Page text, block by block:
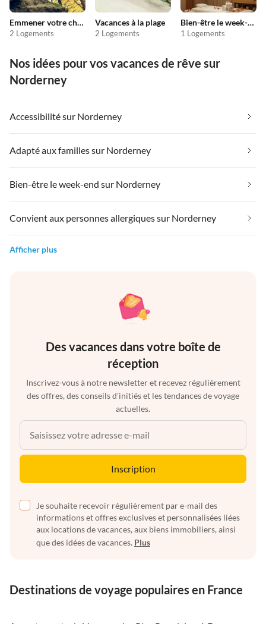
Emmener votre chien en vacances
2 Logements
Vacances à la plage
2 Logements
Bien-être le week-end
1 Logements
Nos idées pour vos vacances de rêve sur
Norderney
Accessibilité sur Norderney
Adapté aux familles sur Norderney
Bien-être le week-end sur Norderney
Convient aux personnes allergiques sur Norderney
Afficher plus
Des vacances dans votre boîte de
réception
Inscrivez-vous à notre newsletter et recevez régulièrement
des offres, des conseils d'initiés et les tendances de voyage
actuelles.
Inscription
Je souhaite recevoir régulièrement par e-mail des
informations et offres exclusives et personnalisées liées
aux locations de vacances, aux biens immobiliers, ainsi
que des idées de vacances. Plus
Destinations de voyage populaires en France